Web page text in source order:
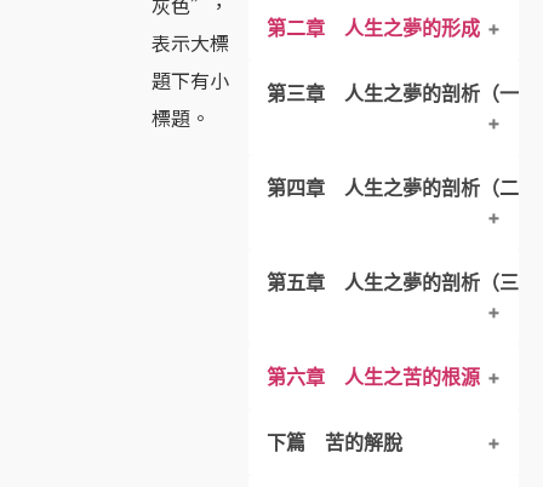
表示大標
題下有小
標題。
一、人生如夢
二、人生之夢是一場戲劇
三、人生之夢是一次旅行
第二章 人生之夢的形成
一、心識在宇宙萬法中的地位
二、心識的作用與人生之夢的
第三章 人生之夢的剖析（一）
一、人從何處來
三、覺者的忠告：當悟身空
第四章 人生之夢的剖析（二）
一、人類的生存環境
第五章 人生之夢的剖析（三）
一、王子的體悟：
二、生、老、病、死苦
第六章 人生之苦的根源
一、人生的因果鏈條
下篇 苦的解脫